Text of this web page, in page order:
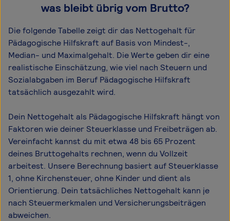
was bleibt übrig vom Brutto?
Die folgende Tabelle zeigt dir das Netto­gehalt für
Pädagogische Hilfskraft auf Basis von Mindest-,
Median- und Maximal­gehalt. Die Werte geben dir eine
realistische Einschätzung, wie viel nach Steuern und
Sozialabgaben im Beruf Pädagogische Hilfskraft
tatsächlich ausgezahlt wird.
Dein Nettogehalt als Pädagogische Hilfskraft hängt von
Faktoren wie deiner Steuerklasse und Freibeträgen ab.
Vereinfacht kannst du mit etwa 48 bis 65 Prozent
deines Bruttogehalts rechnen, wenn du Vollzeit
arbeitest. Unsere Berechnung basiert auf Steuerklasse
1, ohne Kirchensteuer, ohne Kinder und dient als
Orientierung. Dein tatsächliches Nettogehalt kann je
nach Steuermerkmalen und Versicherungsbeiträgen
abweichen.